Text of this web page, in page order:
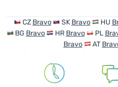
Zelte
CZ Bravo SK Bravo HU
BG Bravo HR Bravo PL
Bravo
AT